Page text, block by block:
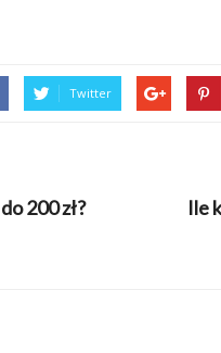
Twitter
200 zł?
Ile